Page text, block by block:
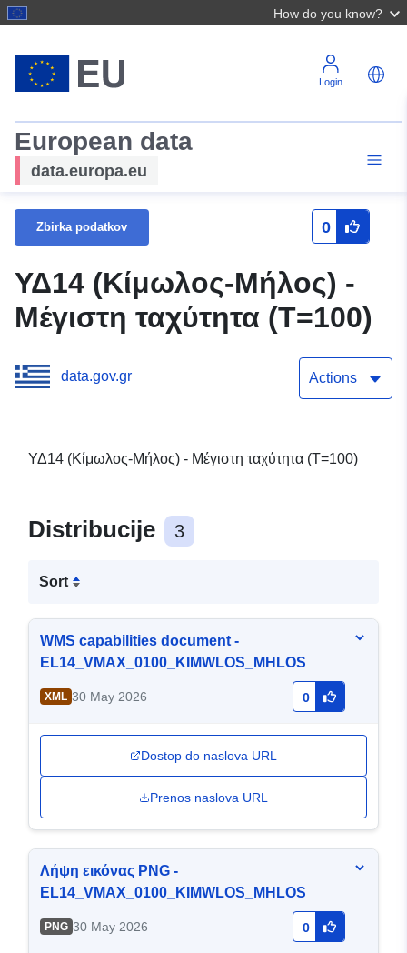
How do you know?
Login
European data
data.europa.eu
Zbirka podatkov 0
ΥΔ14 (Κίμωλος-Μήλος) -
Μέγιστη ταχύτητα (T=100)
data.gov.gr Actions
ΥΔ14 (Κίμωλος-Μήλος) - Μέγιστη ταχύτητα (T=100)
Distribucije 3
Sort
WMS capabilities document -
EL14_VMAX_0100_KIMWLOS_MHLOS
XML 30 May 2026 0
Dostop do naslova URL
Prenos naslova URL
Λήψη εικόνας PNG -
EL14_VMAX_0100_KIMWLOS_MHLOS
PNG 30 May 2026 0